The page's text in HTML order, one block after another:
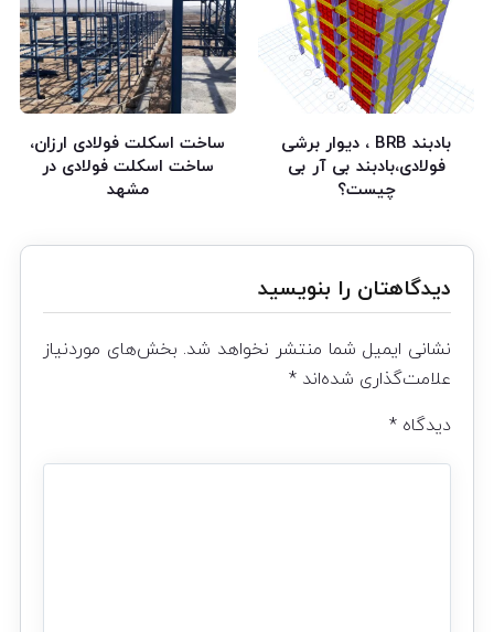
بادبند BRB ، دیوار برشی
فولادی،بادبند بی آر بی
چیست؟
ساخت اسکلت فولادی ارزان،
ساخت اسکلت فولادی در
مشهد
دیدگاهتان را بنویسید
نشانی ایمیل شما منتشر نخواهد شد. بخش‌های موردنیاز
علامت‌گذاری شده‌اند *
دیدگاه *